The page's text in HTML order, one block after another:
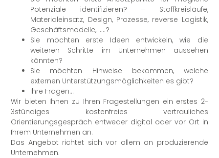
Potenziale identifizieren? – Stoffkreisläufe,
Materialeinsatz, Design, Prozesse, reverse Logistik,
Geschäftsmodelle, …..?
Sie möchten erste Ideen entwickeln, wie die
weiteren Schritte im Unternehmen aussehen
könnten?
Sie möchten Hinweise bekommen, welche
externen Unterstützungsmöglichkeiten es gibt?
Ihre Fragen…
Wir bieten Ihnen zu Ihren Fragestellungen ein erstes 2-
3stündiges kostenfreies vertrauliches
Orientierungsgespräch entweder digital oder vor Ort in
Ihrem Unternehmen an.
Das Angebot richtet sich vor allem an produzierende
Unternehmen.